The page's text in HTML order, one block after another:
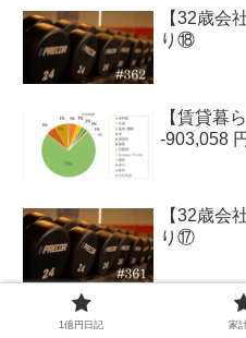
【32歳会
り⑱
【賃貸暮
-903,058
【32歳会
り⑰
1億円日記 家